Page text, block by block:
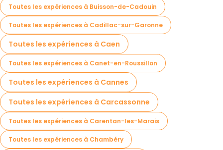
Toutes les expériences à Buisson-de-Cadouin
Toutes les expériences à Cadillac-sur-Garonne
Toutes les expériences à Caen
Toutes les expériences à Canet-en-Roussillon
Toutes les expériences à Cannes
Toutes les expériences à Carcassonne
Toutes les expériences à Carentan-les-Marais
Toutes les expériences à Chambéry